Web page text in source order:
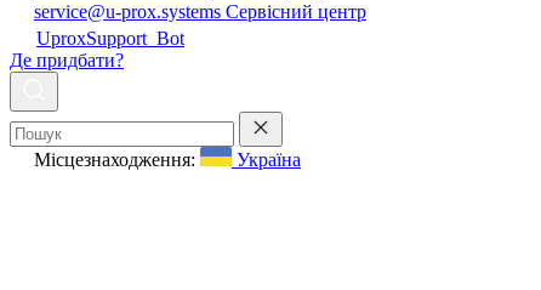
service@u-prox.systems Сервісний центр
UproxSupport_Bot
Де придбати?
Місцезнаходження: Україна